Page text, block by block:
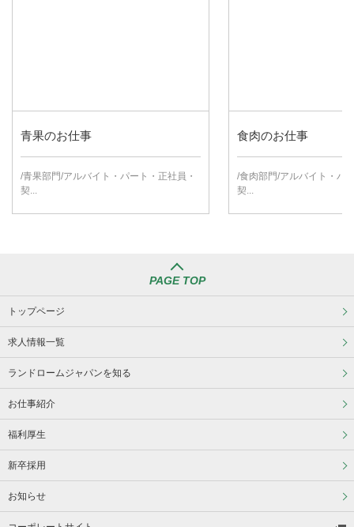
青果のお仕事
/青果部門/アルバイト・パート・正社員・
契...
食肉のお仕事
/食肉部門/アルバイト・パ
契...
PAGE TOP
トップページ
求人情報一覧
ランドロームジャパンを知る
お仕事紹介
福利厚生
新卒採用
お知らせ